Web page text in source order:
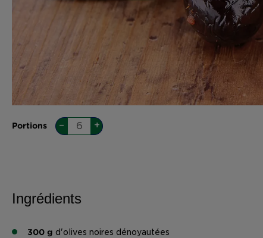
Portions – +
Ingrédients
300 g d'olives noires dénoyautées